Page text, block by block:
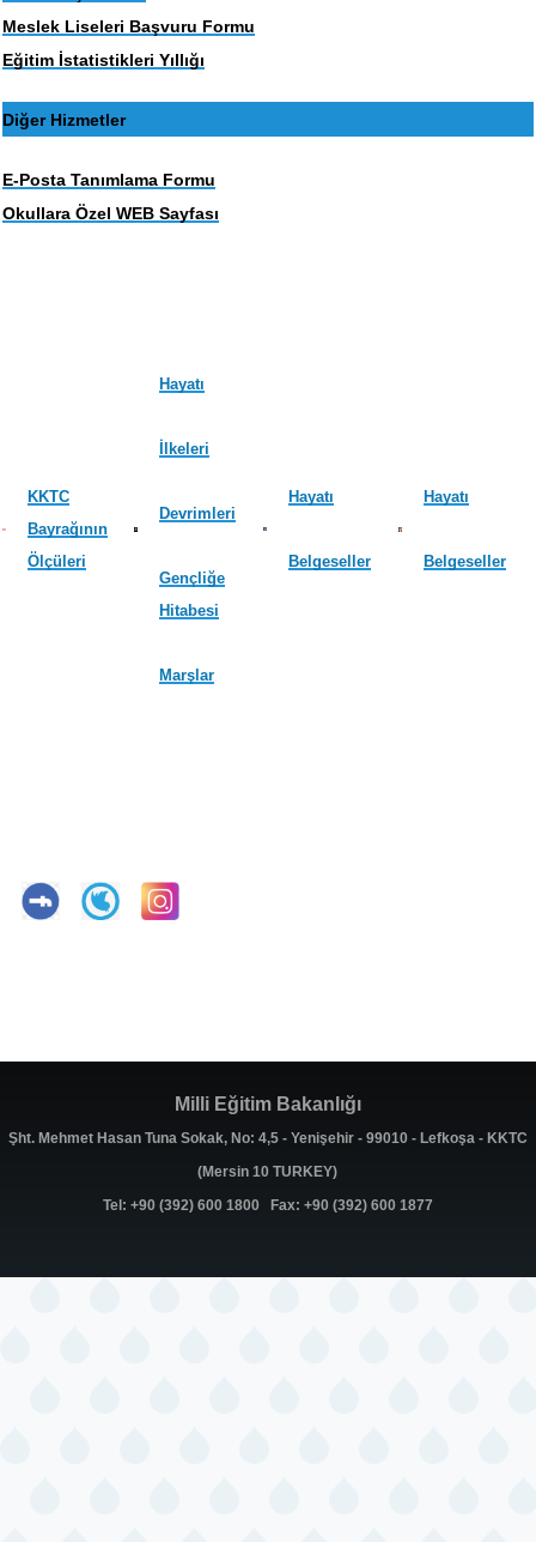
Meslek Liseleri Başvuru Formu
Eğitim İstatistikleri Yıllığı
Diğer Hizmetler
E-Posta Tanımlama Formu
Okullara Özel WEB Sayfası
KKTC
Bayrağının
Ölçüleri
Hayatı
İlkeleri
Devrimleri
Gençliğe
Hitabesi
Marşlar
Hayatı
Belgeseller
Hayatı
Belgeseller
Milli Eğitim Bakanlığı
Şht. Mehmet Hasan Tuna Sokak, No: 4,5 - Yenişehir - 99010 - Lefkoşa - KKTC
(Mersin 10 TURKEY)
Tel: +90 (392) 600 1800 Fax: +90 (392) 600 1877